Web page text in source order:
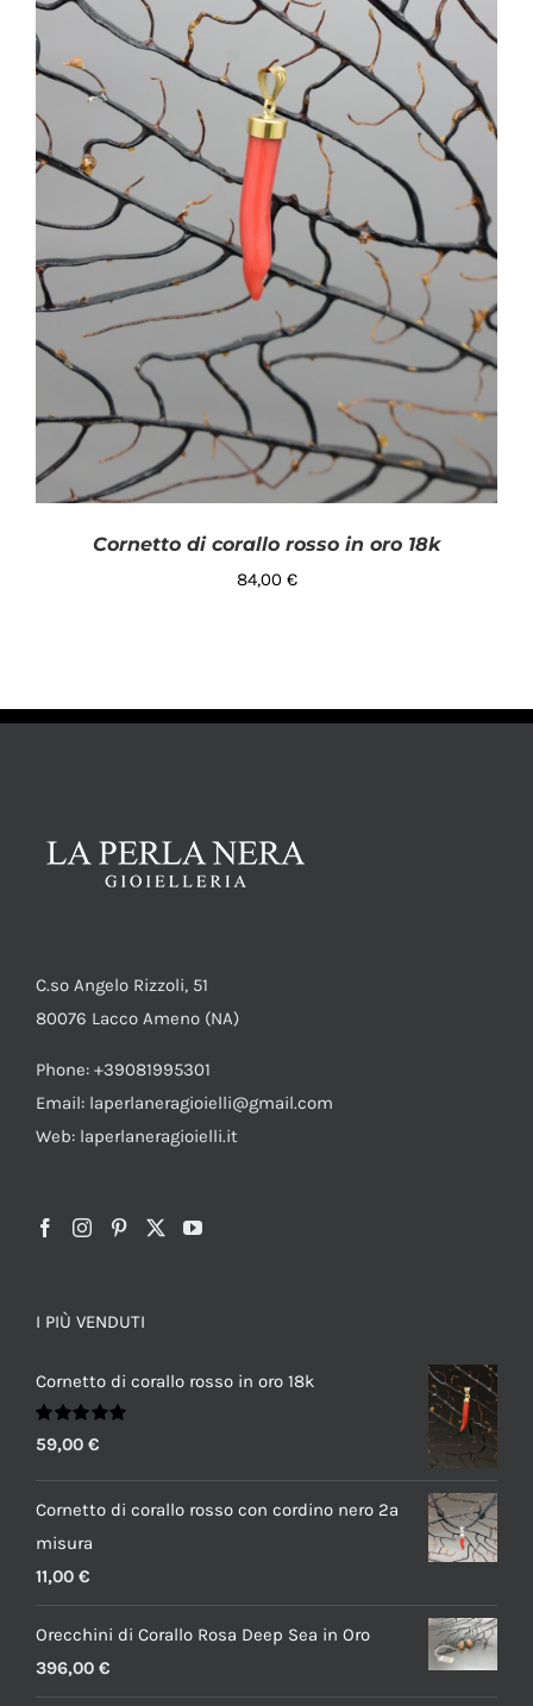
PRODOTTI
BLOG
CONTATTI
Oro (1)
(1)
Disponibile
AGGIUNGI AL CARRELLO
Cornetto di corallo rosso in oro 18k
84,00 €
C.so Angelo Rizzoli, 51
80076 Lacco Ameno (NA)
Phone: +39081995301
Email: laperlaneragioielli@gmail.com
Web: laperlaneragioielli.it
I PIÙ VENDUTI
Cornetto di corallo rosso in oro 18k
Valutato
5.00 su 5
59,00 €
Cornetto di corallo rosso con cordino nero 2a
misura
11,00 €
Orecchini di Corallo Rosa Deep Sea in Oro
396,00 €